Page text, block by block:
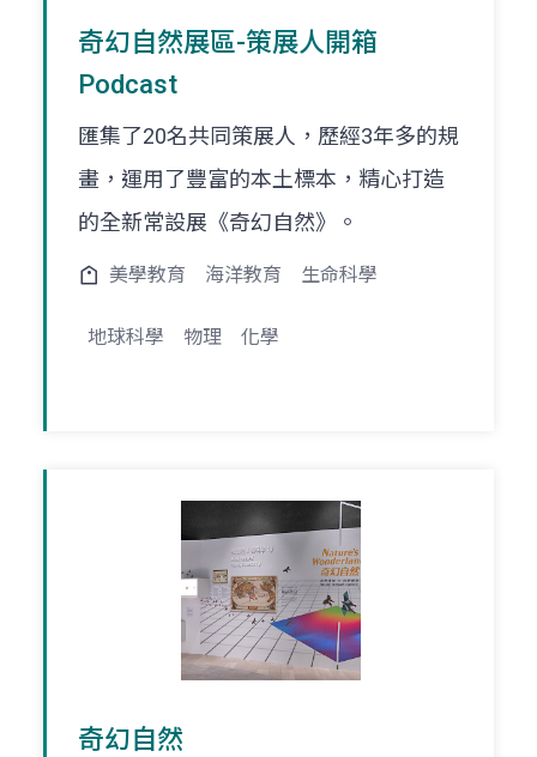
奇幻自然展區-策展人開箱
Podcast
匯集了20名共同策展人，歷經3年多的規
畫，運用了豐富的本土標本，精心打造
的全新常設展《奇幻自然》。
美學教育 海洋教育 生命科學
地球科學 物理 化學
奇幻自然